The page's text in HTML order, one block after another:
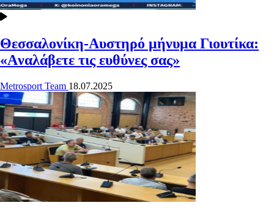
Θεσσαλονίκη-Αυστηρό μήνυμα Γιουτίκα:
«Aναλάβετε τις ευθύνες σας»
Metrosport Team 18.07.2025